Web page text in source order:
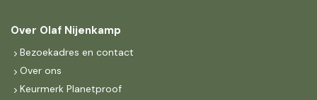
Over Olaf Nijenkamp
Bezoekadres en contact
Over ons
Keurmerk Planetproof